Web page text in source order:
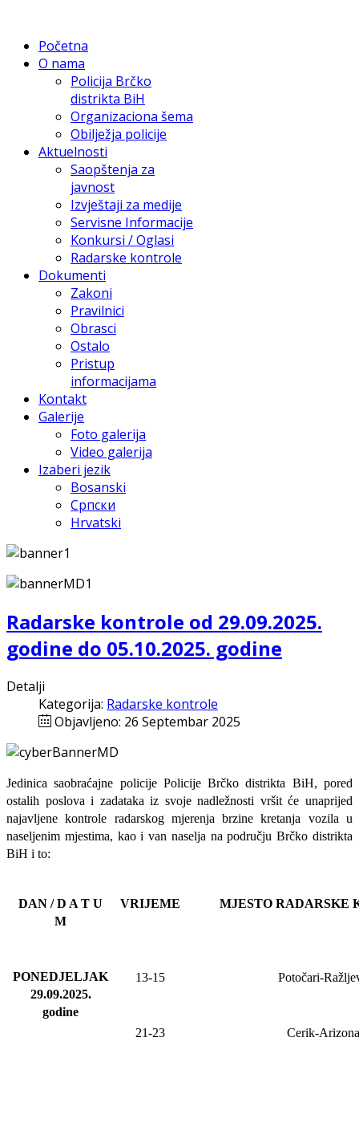
Početna
O nama
Policija Brčko
distrikta BiH
Organizaciona šema
Obilježja policije
Aktuelnosti
Saopštenja za
javnost
Izvještaji za medije
Servisne Informacije
Konkursi / Oglasi
Radarske kontrole
Dokumenti
Zakoni
Pravilnici
Obrasci
Ostalo
Pristup
informacijama
Kontakt
Galerije
Foto galerija
Video galerija
Izaberi jezik
Bosanski
Српски
Hrvatski
Radarske kontrole od 29.09.2025.
godine do 05.10.2025. godine
Detalji
Kategorija: Radarske kontrole
Objavljeno: 26 Septembar 2025
Jedinica saobraćajne policije Policije Brčko distrikta BiH, pored
ostalih poslova i zadataka iz svoje nadležnosti vršit će unaprijed
najavljene kontrole radarskog mjerenja brzine kretanja vozila u
naseljenim mjestima, kao i van naselja na području Brčko distrikta
BiH i to:
DAN / D A T U
M
VRIJEME MJESTO RADARSKE
PONEDJELJAK
29.09.2025.
godine
13-15 Potočari-
21-23 Cerik-Arizona